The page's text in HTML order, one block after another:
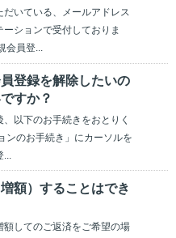
いている、メールアドレス
ションで受付しておりま
会員登...
登録を解除したいの
すか？
以下のお手続きをおとりく
ンのお手続き」にカーソルを
...
額）することはでき
してのご返済をご希望の場